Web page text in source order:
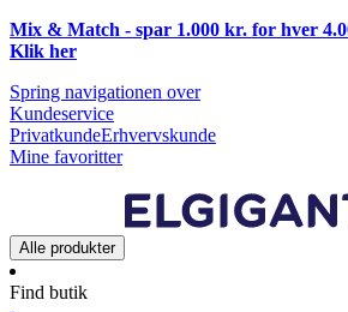
Mix & Match - spar 1.000 kr. for hver
Klik her
Spring navigationen over
Kundeservice
PrivatkundeErhvervskunde
Mine favoritter
Alle produkter
Find butik